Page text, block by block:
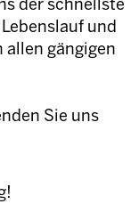
der schnellste
und
allen gängigen
Sie uns